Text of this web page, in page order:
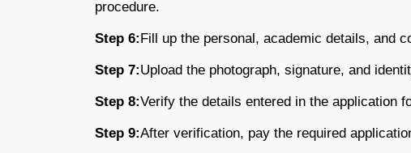
procedure.
Step 6:Fill up the personal, academic details, and
Step 7:Upload the photograph, signature, and
Step 8:Verify the details entered in the application
Step 9:After verification, pay the required